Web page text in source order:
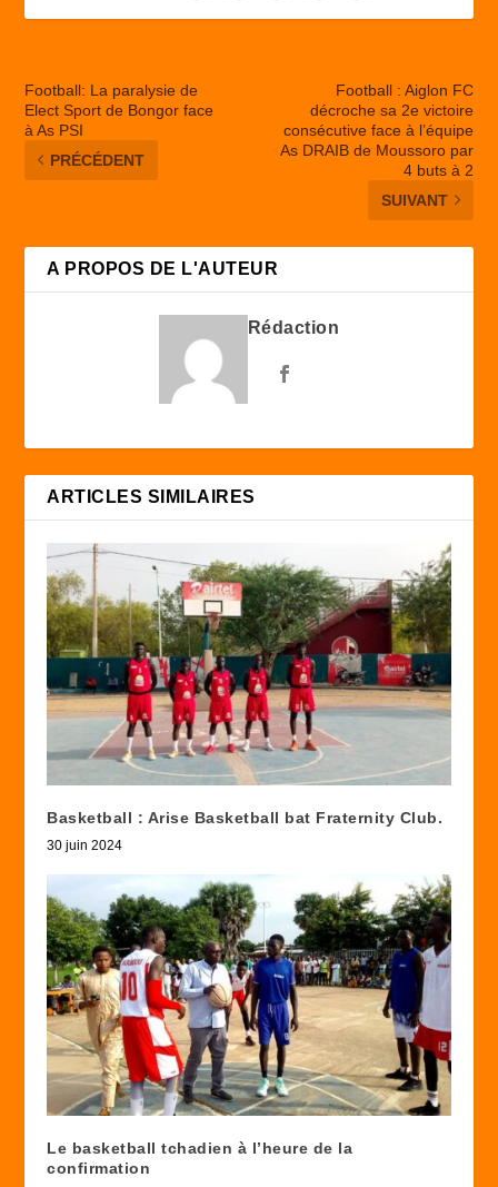
Football: La paralysie de
Elect Sport de Bongor face
à As PSI
PRÉCÉDENT
Football : Aiglon FC
décroche sa 2e victoire
consécutive face à l’équipe
As DRAIB de Moussoro par
4 buts à 2
SUIVANT
A PROPOS DE L'AUTEUR
Rédaction
ARTICLES SIMILAIRES
Basketball : Arise Basketball bat Fraternity Club.
30 juin 2024
Le basketball tchadien à l’heure de la
confirmation